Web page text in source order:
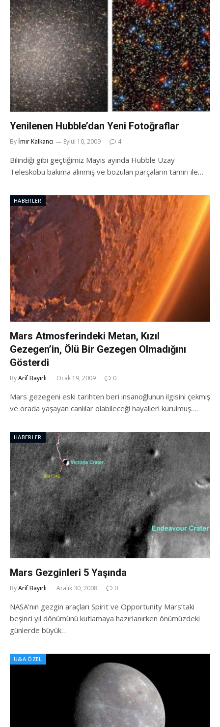
Yenilenen Hubble’dan Yeni Fotoğraflar
By İmir Kalkancı Eylül 10, 2009 4
Bilindiği gibi geçtiğimiz Mayıs ayında Hubble Uzay
Teleskobu bakıma alınmış ve bozulan parçaların tamiri ile…
HABERLER
Mars Atmosferindeki Metan, Kızıl
Gezegen’in, Ölü Bir Gezegen Olmadığını
Gösterdi
ByArif Bayırlı Ocak 19, 2009 0
Mars gezegeni eski tarihten beri insanoğlunun ilgisini çekmiş
ve orada yaşayan canlılar olabileceği hayalleri kurulmuş.…
HABERLER
Mars Gezginleri 5 Yaşında
ByArif Bayırlı Aralık 30, 2008 0
NASA’nın gezgin araçları Spirit ve Opportunity Mars’taki
beşinci yıl dönümünü kutlamaya hazırlanırken önümüzdeki
günlerde büyük…
U&A ÖZEL